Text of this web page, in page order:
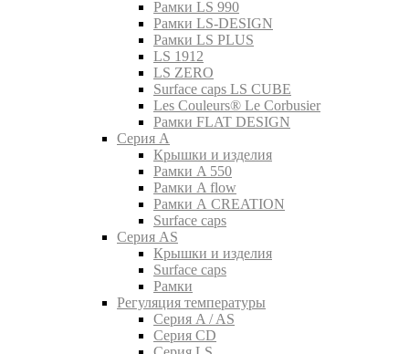
Рамки LS 990
Рамки LS-DESIGN
Рамки LS PLUS
LS 1912
LS ZERO
Surface caps LS CUBE
Les Couleurs® Le Corbusier
Рамки FLAT DESIGN
Серия A
Крышки и изделия
Рамки A 550
Рамки A flow
Рамки A CREATION
Surface caps
Серия AS
Крышки и изделия
Surface caps
Рамки
Регуляция температуры
Серия A / AS
Серия CD